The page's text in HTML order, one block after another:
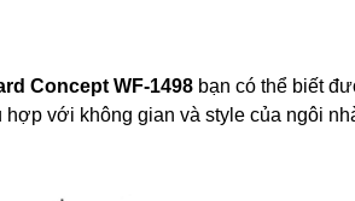
Concept WF-1498 bạn có thể biết
với không gian và style của ngôi